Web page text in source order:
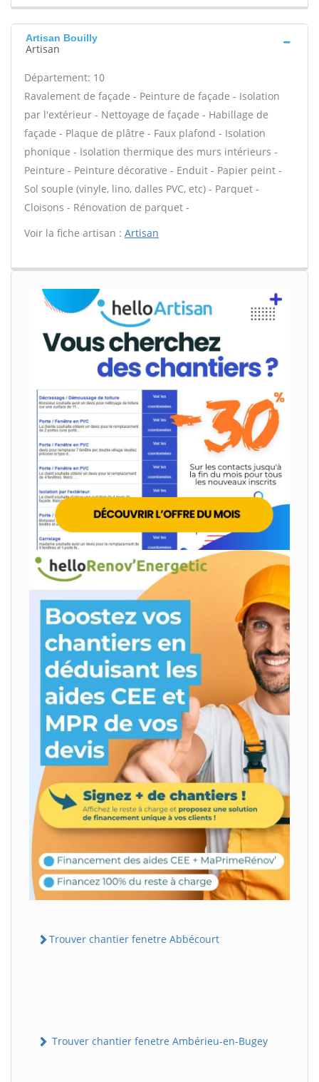
Artisan Bouilly
Artisan
Département: 10
Ravalement de façade - Peinture de façade - Isolation
par l'extérieur - Nettoyage de façade - Habillage de
façade - Plaque de plâtre - Faux plafond - Isolation
phonique - Isolation thermique des murs intérieurs -
Peinture - Peinture décorative - Enduit - Papier peint -
Sol souple (vinyle, lino, dalles PVC, etc) - Parquet -
Cloisons - Rénovation de parquet -
Voir la fiche artisan : Artisan
Trouver chantier fenetre Abbécourt
Trouver chantier fenetre Ambérieu-en-Bugey